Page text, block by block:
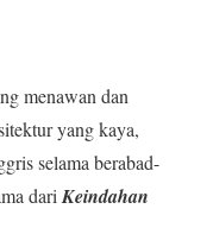
menawan dan
yang kaya,
selama berabad-
dariKeindahan